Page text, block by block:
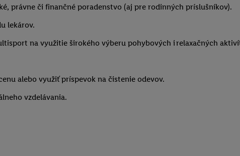
právne či finančné poradenstvo (aj pre rodinných príslušníkov).
lekárov.
na využitie širokého výberu pohybových i relaxačných
alebo využiť príspevok na čistenie odevov.
vzdelávania.